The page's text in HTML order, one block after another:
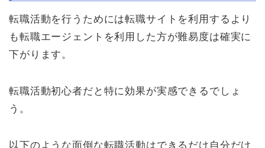
転職活動を行うためには転職サイトを利用するより
も転職エージェントを利用した方が難易度は確実に
下がります。
転職活動初心者だと特に効果が実感できるでしょ
う。
以下のような面倒な転職活動はできるだけ自分だけ